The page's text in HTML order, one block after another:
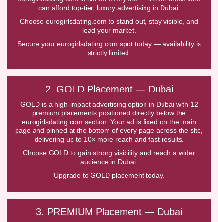
can afford top-tier, luxury advertising in Dubai.
Choose eurogirlsdating.com to stand out, stay visible, and
lead your market.
Secure your eurogirlsdating.com spot today — availability is
strictly limited.
2. GOLD Placement — Dubai
GOLD is a high-impact advertising option in Dubai with 12
premium placements positioned directly below the
eurogirlsdating.com section. Your ad is fixed on the main
page and pinned at the bottom of every page across the site,
delivering up to 10× more reach and fast results.
Choose GOLD to gain strong visibility and reach a wider
audience in Dubai.
Upgrade to GOLD placement today.
3. PREMIUM Placement — Dubai